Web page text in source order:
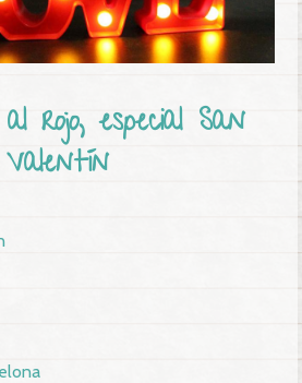
rojo, especial San
Valentín